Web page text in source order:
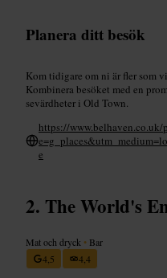
Planera ditt besök
Kom tidigare om ni är fler som
Kombinera besöket med en
sevärdheter i Old Town.
https://
e
The World's
Mat och dryck • Bar
4,5
4,4